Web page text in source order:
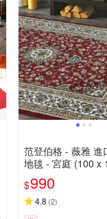
范登伯格 - 薇雅 進
地毯 - 宮庭 (100 x
$990
4.8 (2)